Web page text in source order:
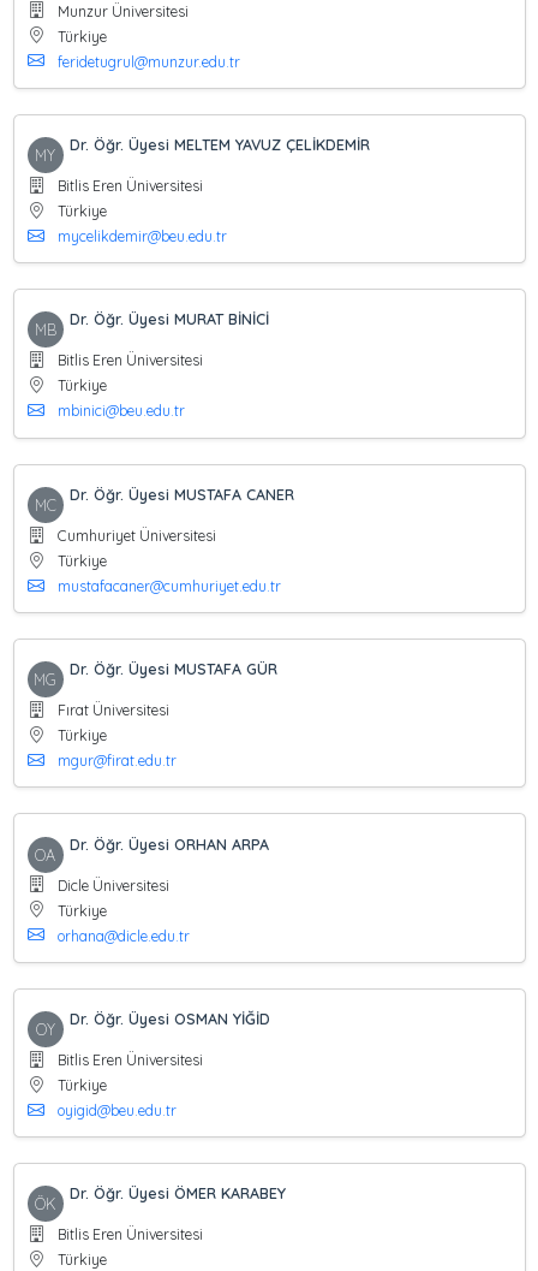
Munzur Üniversitesi
Türkiye
feridetugrul@munzur.edu.tr
MY
Dr. Öğr. Üyesi MELTEM YAVUZ ÇELİKDEMİR
Bitlis Eren Üniversitesi
Türkiye
mycelikdemir@beu.edu.tr
MB
Dr. Öğr. Üyesi MURAT BİNİCİ
Bitlis Eren Üniversitesi
Türkiye
mbinici@beu.edu.tr
MC
Dr. Öğr. Üyesi MUSTAFA CANER
Cumhuriyet Üniversitesi
Türkiye
mustafacaner@cumhuriyet.edu.tr
MG
Dr. Öğr. Üyesi MUSTAFA GÜR
Fırat Üniversitesi
Türkiye
mgur@firat.edu.tr
OA
Dr. Öğr. Üyesi ORHAN ARPA
Dicle Üniversitesi
Türkiye
orhana@dicle.edu.tr
OY
Dr. Öğr. Üyesi OSMAN YİĞİD
Bitlis Eren Üniversitesi
Türkiye
oyigid@beu.edu.tr
ÖK
Dr. Öğr. Üyesi ÖMER KARABEY
Bitlis Eren Üniversitesi
Türkiye